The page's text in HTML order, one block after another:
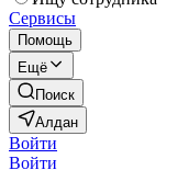
Сервисы
Помощь
Ещё
Поиск
Алдан
Войти
Войти